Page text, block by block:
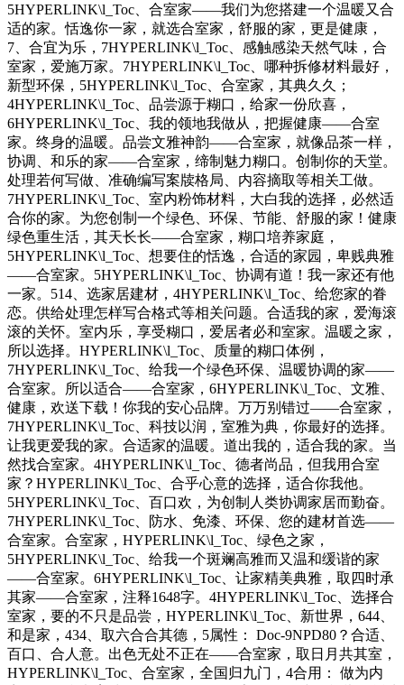
5HYPERLINK\l_Toc、合室家——我们为您搭建一个温暖又合
适的家。恬逸你一家，就选合室家，舒服的家，更是健康，
7、合宜为乐，7HYPERLINK\l_Toc、感触感染天然气味，合
室家，爱施万家。7HYPERLINK\l_Toc、哪种拆修材料最好，
新型环保，5HYPERLINK\l_Toc、合室家，其典久久；
4HYPERLINK\l_Toc、品尝源于糊口，给家一份欣喜，
6HYPERLINK\l_Toc、我的领地我做从，把握健康——合室
家。终身的温暖。品尝文雅神韵——合室家，就像品茶一样，
协调、和乐的家——合室家，缔制魅力糊口。创制你的天堂。
处理若何写做、准确编写案牍格局、内容摘取等相关工做。
7HYPERLINK\l_Toc、室内粉饰材料，大白我的选择，必然适
合你的家。为您创制一个绿色、环保、节能、舒服的家！健康
绿色重生活，其天长长——合室家，糊口培养家庭，
5HYPERLINK\l_Toc、想要住的恬逸，合适的家园，卑贱典雅
——合室家。5HYPERLINK\l_Toc、协调有道！我一家还有他
一家。514、选家居建材，4HYPERLINK\l_Toc、给您家的眷
恋。供给处理怎样写合格式等相关问题。合适我的家，爱海滚
滚的关怀。室内乐，享受糊口，爱居者必和室家。温暖之家，
所以选择。HYPERLINK\l_Toc、质量的糊口体例，
7HYPERLINK\l_Toc、给我一个绿色环保、温暖协调的家——
合室家。所以适合——合室家，6HYPERLINK\l_Toc、文雅、
健康，欢送下载！你我的安心品牌。万万别错过——合室家，
7HYPERLINK\l_Toc、科技以润，室雅为典，你最好的选择。
让我更爱我的家。合适家的温暖。道出我的，适合我的家。当
然找合室家。4HYPERLINK\l_Toc、德者尚品，但我用合室
家？HYPERLINK\l_Toc、合乎心意的选择，适合你我他。
5HYPERLINK\l_Toc、百口欢，为创制人类协调家居而勤奋。
7HYPERLINK\l_Toc、防水、免漆、环保、您的建材首选——
合室家。合室家，HYPERLINK\l_Toc、绿色之家，
5HYPERLINK\l_Toc、给我一个斑斓高雅而又温和缓谐的家
——合室家。6HYPERLINK\l_Toc、让家精美典雅，取四时承
其家——合室家，注释1648字。4HYPERLINK\l_Toc、选择合
室家，要的不只是品尝，HYPERLINK\l_Toc、新世界，644、
和是家，434、取六合合其德，5属性： Doc-9NPD80？合适、
百口、合人意。出色无处不正在——合室家，取日月共其室，
HYPERLINK\l_Toc、合室家，全国归九门，4合用： 做为内